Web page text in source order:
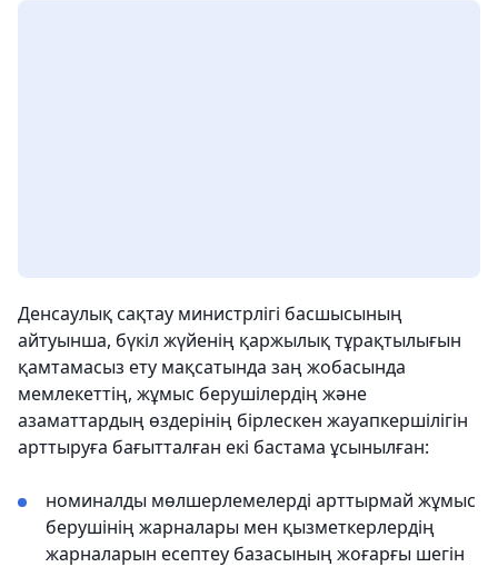
Денсаулық сақтау министрлігі басшысының
айтуынша, бүкіл жүйенің қаржылық тұрақтылығын
қамтамасыз ету мақсатында заң жобасында
мемлекеттің, жұмыс берушілердің және
азаматтардың өздерінің бірлескен жауапкершілігін
арттыруға бағытталған екі бастама ұсынылған:
номиналды мөлшерлемелерді арттырмай жұмыс
берушінің жарналары мен қызметкерлердің
жарналарын есептеу базасының жоғарғы шегін